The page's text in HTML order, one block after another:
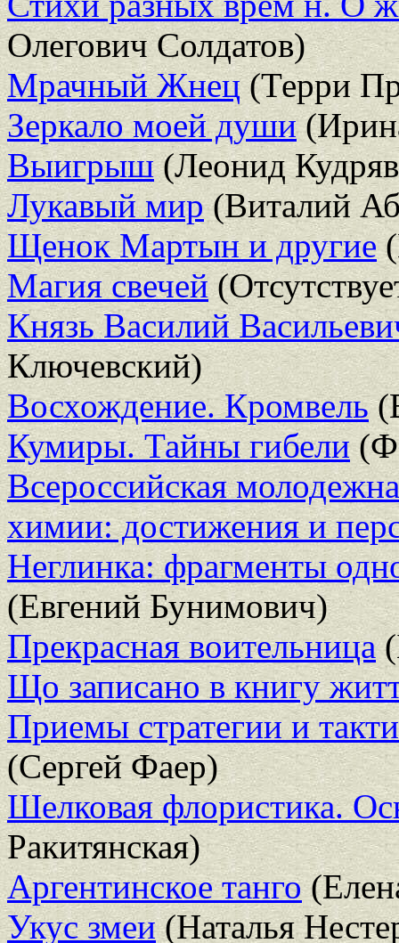
Олегович Солдатов)
Мрачный Жнец(Терри
Зеркало моей души
Выигрыш(Леонид
Лукавый мир(Виталий
Щенок Мартын и другие
Магия свечей
Князь Василий
Ключевский)
Восхождение. Кромвель
Кумиры. Тайны гибели
Всероссийская
химии: достижения и
Неглинка: фрагменты
(Евгений Бунимович)
Прекрасная воительница
Що записано в книгу
Приемы стратегии и
(Сергей Фаер)
Шелковая флористика.
Ракитянская)
Аргентинское танго
Укус змеи(Наталья